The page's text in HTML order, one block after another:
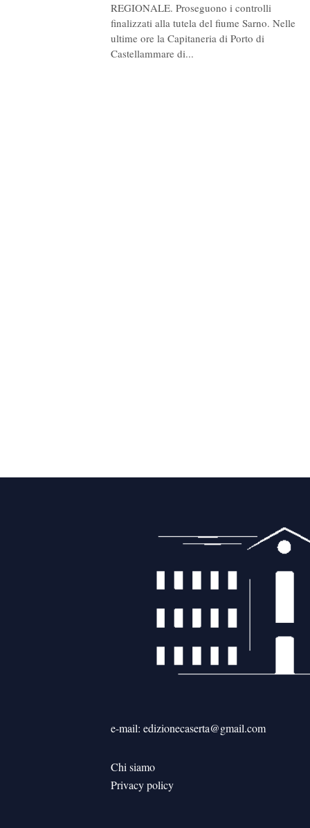
REGIONALE. Proseguono i controlli
finalizzati alla tutela del fiume Sarno. Nelle
ultime ore la Capitaneria di Porto di
Castellammare di...
articoli
e-mail: edizionecaserta@gmail.com
Chi siamo
Privacy policy